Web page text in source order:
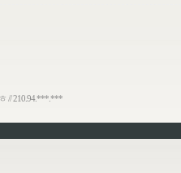
// 210.94.***.***